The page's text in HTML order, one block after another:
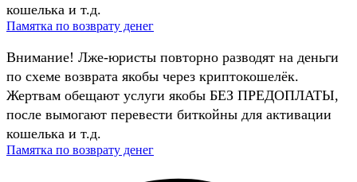
кошелька и т.д.
Памятка по возврату денег
Внимание! Лже-юристы повторно разводят на деньги
по схеме возврата якобы через криптокошелёк.
Жертвам обещают услуги якобы БЕЗ ПРЕДОПЛАТЫ,
после вымогают перевести биткойны для активации
кошелька и т.д.
Памятка по возврату денег